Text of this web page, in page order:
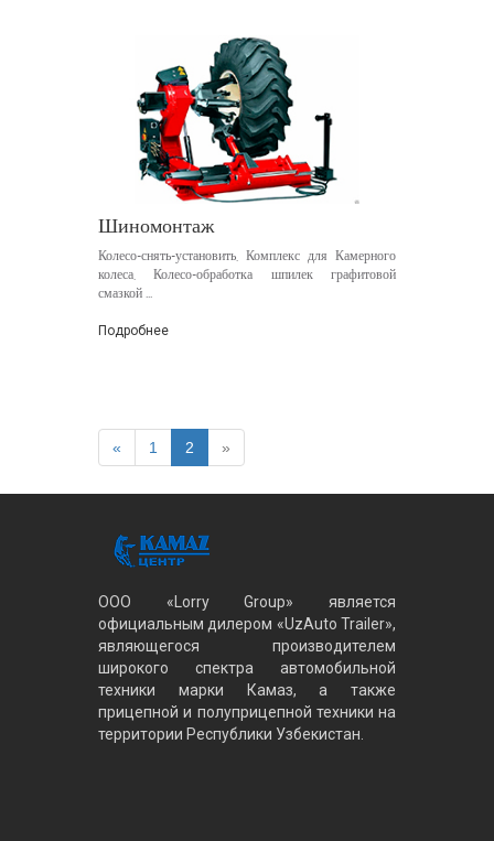
Шиномонтаж
Колесо-снять-установить, Комплекс для Камерного
колеса, Колесо-обработка шпилек графитовой
смазкой ...
Подробнее
« 1 2 »
ООО «Lorry Group» является
официальным дилером «UzAuto Trailer»,
являющегося производителем
широкого спектра автомобильной
техники марки Камаз, а также
прицепной и полуприцепной техники на
территории Республики Узбекистан.